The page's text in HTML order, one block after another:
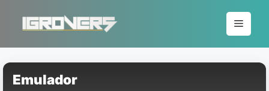
conteúdo
Menu
Emulador